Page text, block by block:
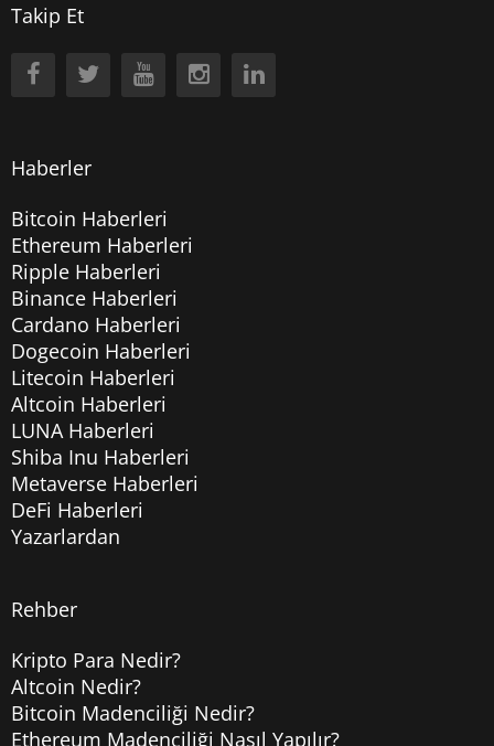
Takip Et
Haberler
Bitcoin Haberleri
Ethereum Haberleri
Ripple Haberleri
Binance Haberleri
Cardano Haberleri
Dogecoin Haberleri
Litecoin Haberleri
Altcoin Haberleri
LUNA Haberleri
Shiba Inu Haberleri
Metaverse Haberleri
DeFi Haberleri
Yazarlardan
Rehber
Kripto Para Nedir?
Altcoin Nedir?
Bitcoin Madenciliği Nedir?
Ethereum Madenciliği Nasıl Yapılır?